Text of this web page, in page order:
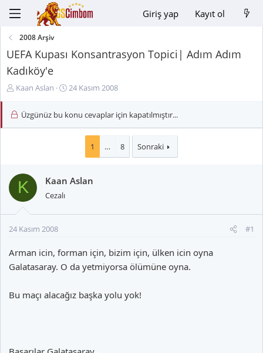
Giriş yap Kayıt ol
2008 Arşiv
UEFA Kupası Konsantrasyon Topici| Adım Adım
Kadıköy'e
K
n
a
a
Kaan Aslan
B
ç
r
i
24 Kasım 2008
Üzgünüz bu konu cevaplar için kapatılmıştır...
1 … 8 Sonraki
K Kaan Aslan
Cezalı
24 Kasım 2008 #1
Arman icin, forman için, bizim için, ülken icin oyna
Galatasaray. O da yetmiyorsa ölümüne oyna.
Bu maçı alacağız başka yolu yok!